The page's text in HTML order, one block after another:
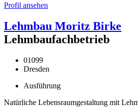
Profil ansehen
Lehmbau Moritz Birke
Lehmbaufachbetrieb
01099
Dresden
Ausführung
Natürliche Lebensraumgestaltung mit